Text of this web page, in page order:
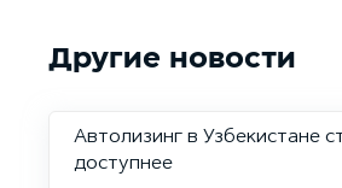
Другие новости
Автолизинг в Узбекистане
доступнее